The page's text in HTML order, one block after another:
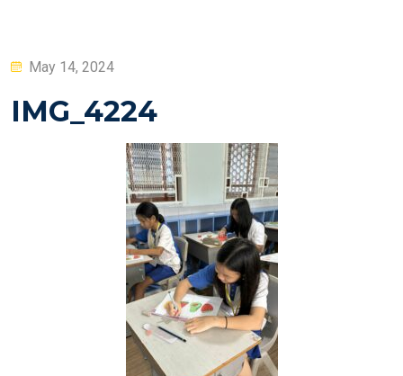
Posted
May 14, 2024
IMG_4224